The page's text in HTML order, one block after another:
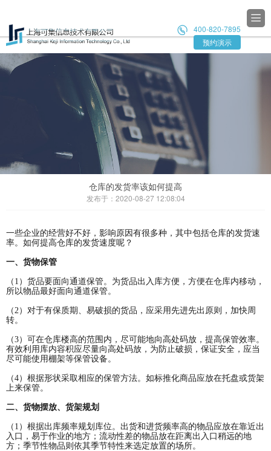

预约演示
 400-820-7895
仓库的发货率该如何提高
发布于：2020-08-27 12:08:04
一些企业的经营好不好，影响原因有很多种，其中包括仓库的发货速
率。如何提高仓库的发货速度呢？
一、货物保管
（1）货品要面向通道保管。为货品出入库方便，方便在仓库内移动，
所以物品最好面向通道保管。
（2）对于有保质期、易破损的货品，应采用先进先出原则，加快周
转。
（3）可在仓库楼高的范围内，尽可能地向高处码放，提高保管效率。
有效利用库内容积应尽量向高处码放，为防止破损，保证安全，应当
尽可能使用棚架等保管设备。
（4）根据形状采取相应的保管方法。如标推化商品应放在托盘或货架
上来保管。
二、货物摆放、货架规划
（1）根据出库频率规划库位。出货和进货频率高的物品应放在靠近出
入口，易于作业的地方；流动性差的物品放在距离出入口稍远的地
方；季节性物品则依其季节特性来选定放置的场所。